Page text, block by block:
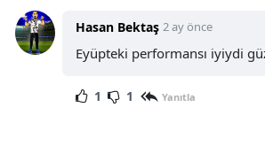
Hasan Bektaş 2 ay önce
Eyüpteki performansı iyiydi
1 1 Yanıtla